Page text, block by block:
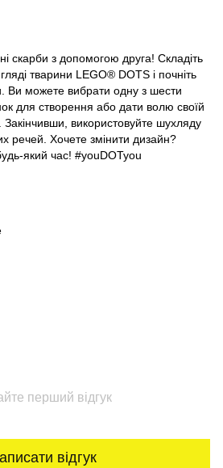
скарби з допомогою друга! Складіть
тварини LEGO® DOTS і почніть
Ви можете вибрати одну з шести
для створення або дати волю своїй
Закінчивши, використовуйте шухляду
речей. Хочете змінити дизайн?
який час! #youDOTyou
перший відгук
відгук